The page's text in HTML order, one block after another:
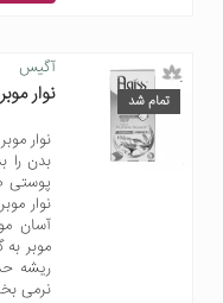
تمام شد
آگیس
نوار
نوار
بدن را
پوستی
نوار
آسان
موبر به
ریشه
نرمی